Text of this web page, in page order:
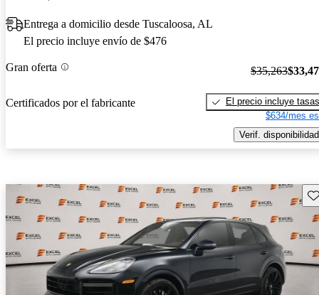
Entrega a domicilio desde Tuscaloosa, AL
El precio incluye envío de $476
Gran oferta
Certificados por el fabricante
$35,263
El precio incluye tasas
$634/mes
Verif. disponibilidad